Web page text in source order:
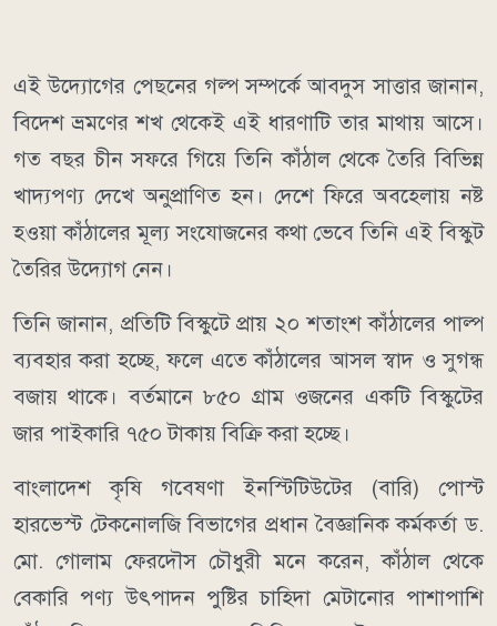
এই উদ্যোগের পেছনের গল্প সম্পর্কে আবদুস সাত্তার জানান,
বিদেশ ভ্রমণের শখ থেকেই এই ধারণাটি তার মাথায় আসে।
গত বছর চীন সফরে গিয়ে তিনি কাঁঠাল থেকে তৈরি বিভিন্ন
খাদ্যপণ্য দেখে অনুপ্রাণিত হন। দেশে ফিরে অবহেলায় নষ্ট
হওয়া কাঁঠালের মূল্য সংযোজনের কথা ভেবে তিনি এই বিস্কুট
তৈরির উদ্যোগ নেন।
তিনি জানান, প্রতিটি বিস্কুটে প্রায় ২০ শতাংশ কাঁঠালের পাল্প
ব্যবহার করা হচ্ছে, ফলে এতে কাঁঠালের আসল স্বাদ ও সুগন্ধ
বজায় থাকে। বর্তমানে ৮৫০ গ্রাম ওজনের একটি বিস্কুটের
জার পাইকারি ৭৫০ টাকায় বিক্রি করা হচ্ছে।
বাংলাদেশ কৃষি গবেষণা ইনস্টিটিউটের (বারি) পোস্ট
হারভেস্ট টেকনোলজি বিভাগের প্রধান বৈজ্ঞানিক কর্মকর্তা ড.
মো. গোলাম ফেরদৌস চৌধুরী মনে করেন, কাঁঠাল থেকে
বেকারি পণ্য উৎপাদন পুষ্টির চাহিদা মেটানোর পাশাপাশি